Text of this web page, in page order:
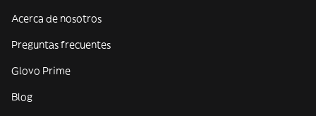
Acerca de nosotros
Preguntas frecuentes
Glovo Prime
Blog